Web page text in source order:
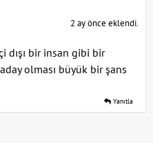
2 ay önce eklendi.
dışı bir insan gibi bir
olması büyük bir şans
Yanıtla